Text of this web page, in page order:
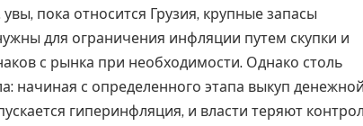
пока относится Грузия, крупные запасы
для ограничения инфляции путем скупки и
с рынка при необходимости. Однако столь
начиная с определенного этапа выкуп денежной
гиперинфляция, и власти теряют